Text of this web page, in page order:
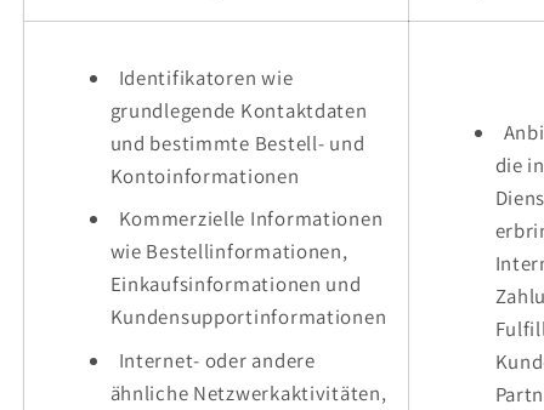
Identifikatoren wie
grundlegende Kontaktdaten
und bestimmte Bestell- und
Kontoinformationen
Kommerzielle Informationen
wie Bestellinformationen,
Einkaufsinformationen und
Kundensupportinformationen
Internet- oder andere
ähnliche Netzwerkaktivitäten,
die